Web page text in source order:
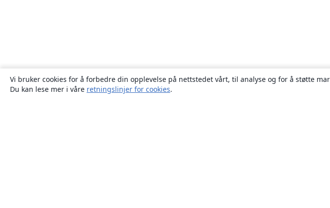
Vi bruker cookies for å forbedre din opplevelse på nettstedet vårt, til analyse og for å støtte
Du kan lese mer i våre retningslinjer for cookies.